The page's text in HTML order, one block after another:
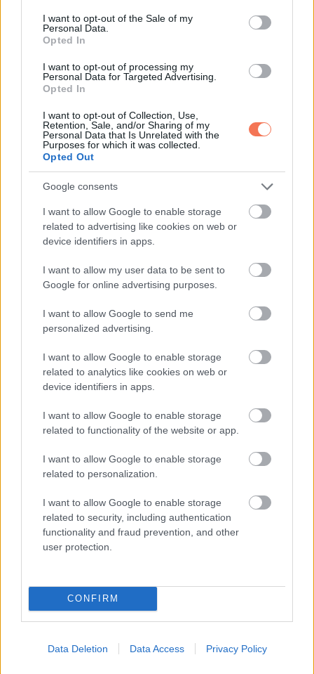
consent section.
I want to opt-out of the Sale of my
Personal Data.
Opted In
I want to opt-out of processing my
Personal Data for Targeted Advertising.
Opted In
I want to opt-out of Collection, Use,
Retention, Sale, and/or Sharing of my
Personal Data that Is Unrelated with the
Purposes for which it was collected.
Opted Out
Google consents
I want to allow Google to enable storage
related to advertising like cookies on web or
device identifiers in apps.
I want to allow my user data to be sent to
Google for online advertising purposes.
I want to allow Google to send me
personalized advertising.
I want to allow Google to enable storage
related to analytics like cookies on web or
device identifiers in apps.
I want to allow Google to enable storage
related to functionality of the website or app.
I want to allow Google to enable storage
related to personalization.
I want to allow Google to enable storage
related to security, including authentication
functionality and fraud prevention, and other
user protection.
CONFIRM
Data Deletion Data Access Privacy Policy
WhatsappRedditShare
Email
ELŐZŐ POSZT
Mi történik a szervezettel epehólyag-
eltávolítás után? 3 betegség, amire
érdemes figyelni
KÖVETKEZŐ POSZT
egészségére?
További bejegyzések